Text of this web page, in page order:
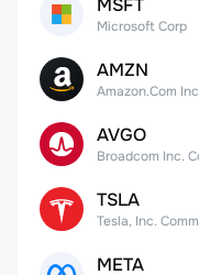
Microsoft Corp
AMZN
Amazon.Com Inc
AVGO
TSLA
META